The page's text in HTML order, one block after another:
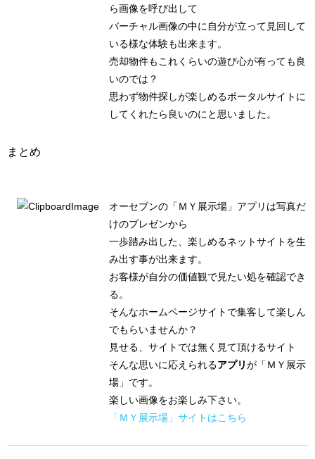
ら画像を呼び出して
バーチャル画像の中に自分が立って見回して
いる様な体験も出来ます。
売却物件もこれくらいの遊び心が有っても良
いのでは？
思わず物件探しが楽しめるポータルサイトに
してくれたら良いのにと思いました。
まとめ
オーセブンの「ＭＹ展示場」アプリは写真だ
けのプレゼンから
一歩踏み出した、楽しめるネットサイトを生
み出す事が出来ます。
お客様が自分の価値観で見たい処を確認でき
る。
そんなホームページサイトで集客して楽しん
でもらいませんか？
見せる、サイトでは無く見て頂けるサイト
そんな思いに応えられるアプリが「ＭＹ展示
場」です。
楽しい画像をお楽しみ下さい。
「ＭＹ展示場」サイトはこちら